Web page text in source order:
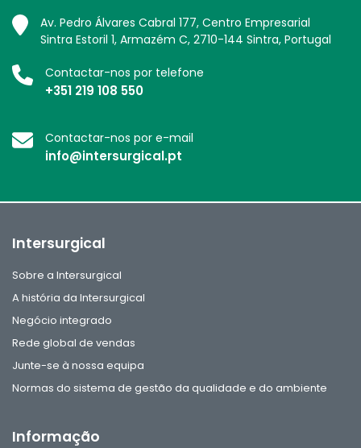
Av. Pedro Álvares Cabral 177, Centro Empresarial
Sintra Estoril 1, Armazém C, 2710-144 Sintra, Portugal
Contactar-nos por telefone
+351 219 108 550
Contactar-nos por e-mail
info@intersurgical.pt
Intersurgical
Sobre a Intersurgical
A história da Intersurgical
Negócio integrado
Rede global de vendas
Junte-se à nossa equipa
Normas do sistema de gestão da qualidade e do ambiente
Informação